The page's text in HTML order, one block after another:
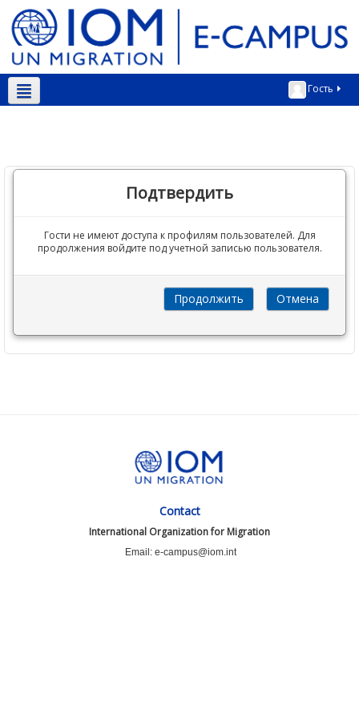
Гость
Подтвердить
Гости не имеют доступа к профилям пользователей. Для
продолжения войдите под учетной записью пользователя.
Contact
International Organization for Migration
Email: e-campus@iom.int